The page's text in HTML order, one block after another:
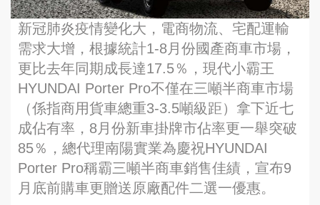
新冠肺炎疫情變化大，電商物流、宅配運輸
需求大增，根據統計1-8月份國產商車市場，
更比去年同期成長達17.5％，現代小霸王
HYUNDAI Porter Pro不僅在三噸半商車市場
（係指商用貨車總重3-3.5噸級距）拿下近七
成佔有率，8月份新車掛牌市佔率更一舉突破
85％，總代理南陽實業為慶祝HYUNDAI
Porter Pro稱霸三噸半商車銷售佳績，宣布9
月底前購車更贈送原廠配件二選一優惠。